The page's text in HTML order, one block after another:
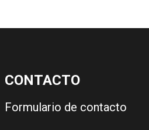
CONTACTO
Formulario de contacto